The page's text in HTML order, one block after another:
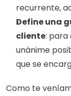
recurrente,
Define una
cliente: para
unánime
que se
Como te